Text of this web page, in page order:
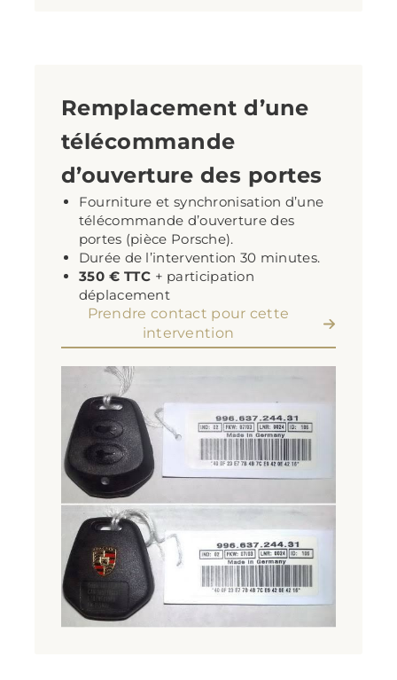
Remplacement d’une
télécommande
d’ouverture des portes
Fourniture et synchronisation d’une
télécommande d’ouverture des
portes (pièce Porsche).
Durée de l’intervention 30 minutes.
350 € TTC + participation
déplacement
Prendre contact pour cette
intervention